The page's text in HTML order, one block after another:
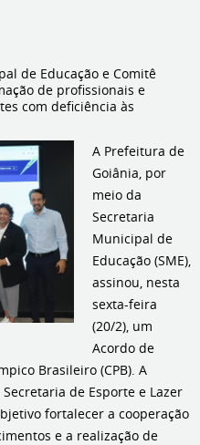
de Educação e Comitê
de profissionais e
com deficiência às
A Prefeitura de
Goiânia, por
meio da
Secretaria
Municipal de
Educação (SME),
assinou, nesta
sexta-feira
(20/2), um
Acordo de
Brasileiro (CPB). A
de Esporte e Lazer
fortalecer a cooperação
e a realização de